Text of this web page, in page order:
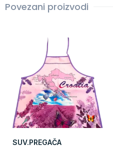
Povezani proizvodi
SUV.PREGAČA